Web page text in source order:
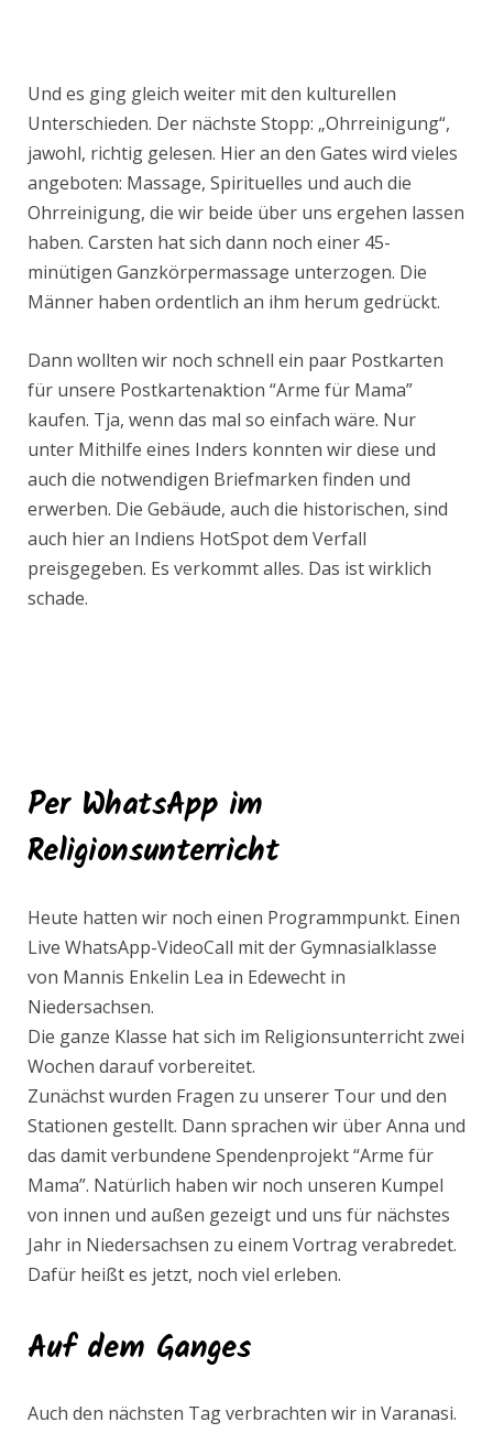
Und es ging gleich weiter mit den kulturellen
Unterschieden. Der nächste Stopp: „Ohrreinigung“,
jawohl, richtig gelesen. Hier an den Gates wird vieles
angeboten: Massage, Spirituelles und auch die
Ohrreinigung, die wir beide über uns ergehen lassen
haben. Carsten hat sich dann noch einer 45-
minütigen Ganzkörpermassage unterzogen. Die
Männer haben ordentlich an ihm herum gedrückt.
Dann wollten wir noch schnell ein paar Postkarten
für unsere Postkartenaktion “Arme für Mama”
kaufen. Tja, wenn das mal so einfach wäre. Nur
unter Mithilfe eines Inders konnten wir diese und
auch die notwendigen Briefmarken finden und
erwerben. Die Gebäude, auch die historischen, sind
auch hier an Indiens HotSpot dem Verfall
preisgegeben. Es verkommt alles. Das ist wirklich
schade.
Per WhatsApp im
Religionsunterricht
Heute hatten wir noch einen Programmpunkt. Einen
Live WhatsApp-VideoCall mit der Gymnasialklasse
von Mannis Enkelin Lea in Edewecht in
Niedersachsen.
Die ganze Klasse hat sich im Religionsunterricht zwei
Wochen darauf vorbereitet.
Zunächst wurden Fragen zu unserer Tour und den
Stationen gestellt. Dann sprachen wir über Anna und
das damit verbundene Spendenprojekt “Arme für
Mama”. Natürlich haben wir noch unseren Kumpel
von innen und außen gezeigt und uns für nächstes
Jahr in Niedersachsen zu einem Vortrag verabredet.
Dafür heißt es jetzt, noch viel erleben.
Auf dem Ganges
Auch den nächsten Tag verbrachten wir in Varanasi.